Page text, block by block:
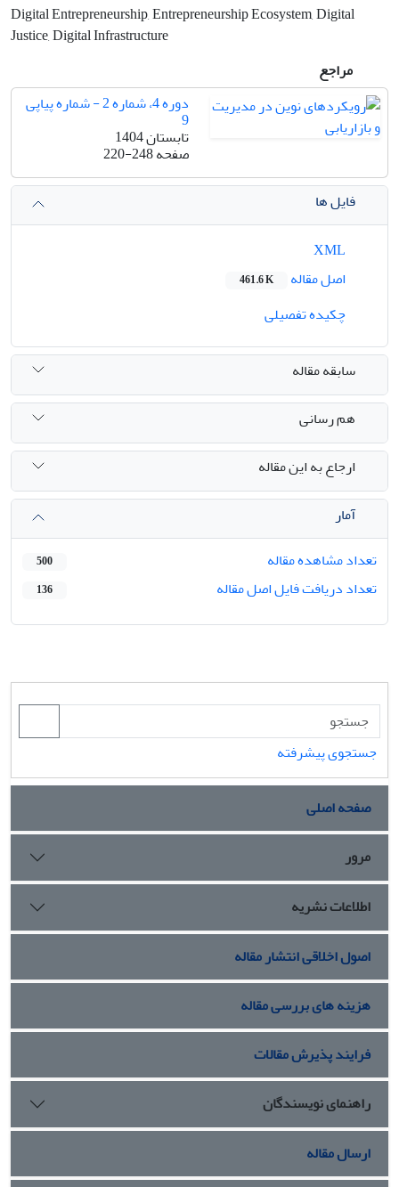
Digital Entrepreneurship, Entrepreneurship Ecosystem, Digital
Justice, Digital Infrastructure
مراجع
دوره 4، شماره 2 - شماره پیاپی
9
تابستان 1404
صفحه220-248
فایل ها
اصل مقاله
461.6 K
چکیده تفصیلی
سابقه مقاله
هم رسانی
ارجاع به این مقاله
آمار
تعداد مشاهده مقاله
500
تعداد دریافت فایل اصل مقاله 136
جستجوی پیشرفته
صفحه اصلی
مرور
اطلاعات نشریه
اصول اخلاقی انتشار مقاله
هزینه های بررسی مقاله
فرایند پذیرش مقالات
راهنمای نویسندگان
ارسال مقاله